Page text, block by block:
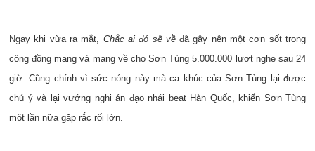
Ngay khi vừa ra mắt, Chắc ai đó sẽ vềđã gây nên một cơn sốt trong
cộng đồng mạng và mang về cho Sơn Tùng 5.000.000 lượt nghe sau 24
giờ. Cũng chính vì sức nóng này mà ca khúc của Sơn Tùng lại được
chú ý và lại vướng nghi án đạo nhái beat Hàn Quốc, khiến Sơn Tùng
một lần nữa gặp rắc rối lớn.